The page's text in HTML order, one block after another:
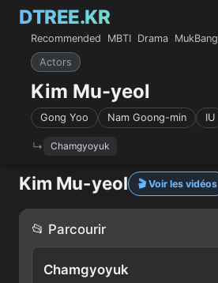
DTREE.KR
Recommended MBTI Drama MukBang
Actors
Kim Mu-yeol
Gong Yoo Nam Goong-min IU
Chamgyoyuk
Kim Mu-yeol 🎬 Voir les vidéos
📂 Parcourir
Chamgyoyuk